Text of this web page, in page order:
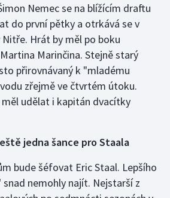
Nemec se na blížícím draftu
do první pětky a otrkává se v
Hrát by měl po boku
Marinčina. Stejně starý
přirovnávaný k "mladému
zřejmě ve čtvrtém útoku.
udělat i kapitán dvacítky
jedna šance pro Staala
bude šéfovat Eric Staal. Lepšího
nemohly najít. Nejstarší z